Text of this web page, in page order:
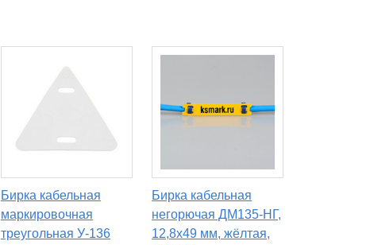
Бирка кабельная
маркировочная
треугольная У-136
Бирка кабельная
негорючая ДМ135-НГ,
12,8х49 мм, жёлтая,